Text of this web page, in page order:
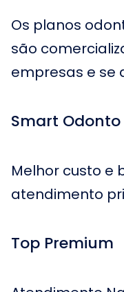
Os planos
são
empresas e se
Smart Odonto
Melhor custo e
atendimento
Top Premium